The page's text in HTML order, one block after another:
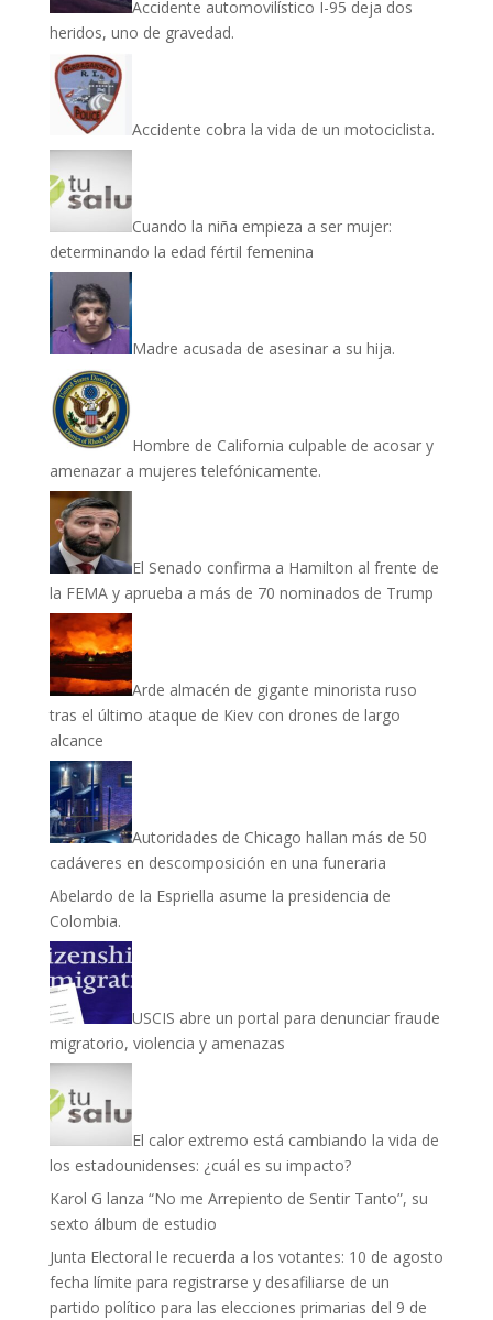
Accidente automovilístico I-95 deja dos
heridos, uno de gravedad.
Accidente cobra la vida de un motociclista.
Cuando la niña empieza a ser mujer:
determinando la edad fértil femenina
Madre acusada de asesinar a su hija.
Hombre de California culpable de acosar y
amenazar a mujeres telefónicamente.
El Senado confirma a Hamilton al frente de
la FEMA y aprueba a más de 70 nominados de Trump
Arde almacén de gigante minorista ruso
tras el último ataque de Kiev con drones de largo
alcance
Autoridades de Chicago hallan más de 50
cadáveres en descomposición en una funeraria
Abelardo de la Espriella asume la presidencia de
Colombia.
USCIS abre un portal para denunciar fraude
migratorio, violencia y amenazas
El calor extremo está cambiando la vida de
los estadounidenses: ¿cuál es su impacto?
Karol G lanza “No me Arrepiento de Sentir Tanto”, su
sexto álbum de estudio
Junta Electoral le recuerda a los votantes: 10 de agosto
fecha límite para registrarse y desafiliarse de un
partido político para las elecciones primarias del 9 de